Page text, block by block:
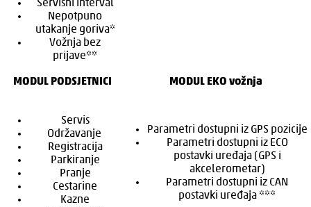
Servisni interval
Nepotpuno
utakanje goriva*
Vožnja bez
prijave**
MODUL PODSJETNICI MODUL EKO vožnja
Servis
Održavanje
Registracija
Parkiranje
Pranje
Cestarine
Kazne
Parametri dostupni iz GPS pozicije
Parametri dostupni iz ECO
postavki uređaja (GPS i
akcelerometar)
Parametri dostupni iz CAN
postavki uređaja ***